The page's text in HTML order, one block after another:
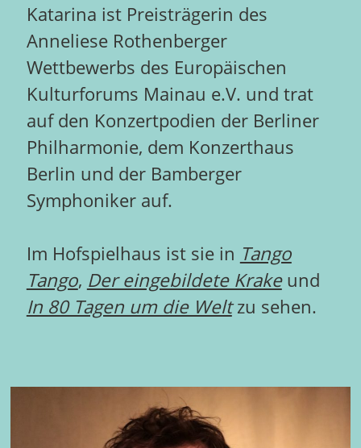
Katarina ist Preisträgerin des
Anneliese Rothenberger
Wettbewerbs des Europäischen
Kulturforums Mainau e.V. und trat
auf den Konzertpodien der Berliner
Philharmonie, dem Konzerthaus
Berlin und der Bamberger
Symphoniker auf.
Im Hofspielhaus ist sie in Tango
Tango, Der eingebildete Krakeund
In 80 Tagen um die Weltzu sehen.